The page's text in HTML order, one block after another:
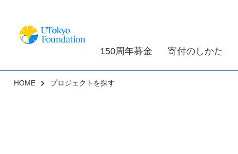
150周年募金 寄付のしかた
HOME プロジェクトを探す